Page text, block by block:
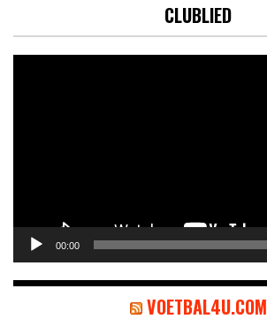
CLUBLIED
00:00
VOETBAL4U.COM